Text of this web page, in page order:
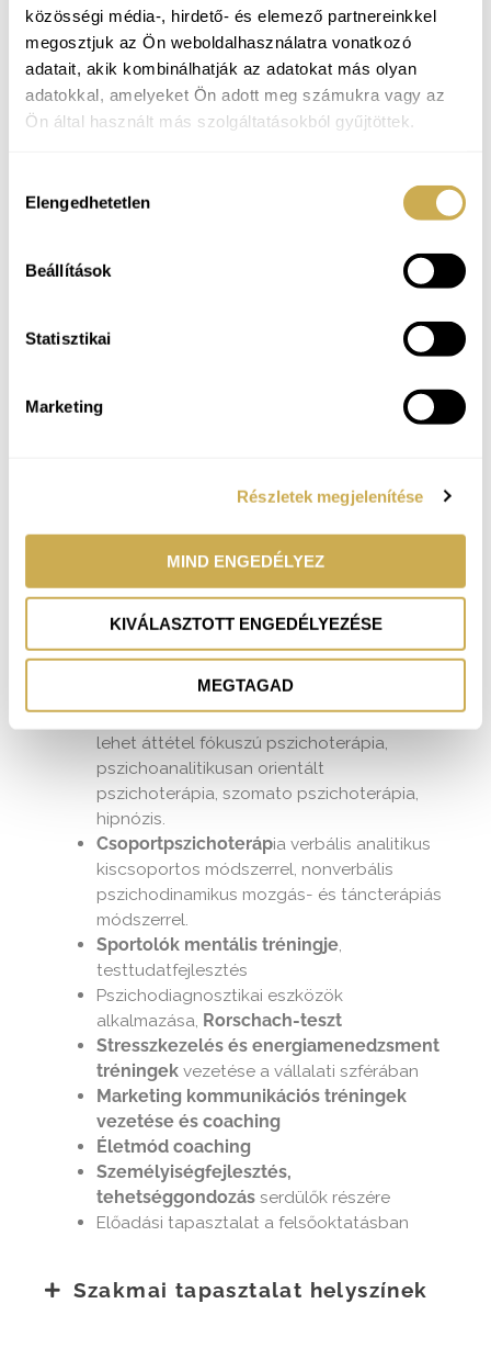
közösségi média-, hirdető- és elemező partnereinkkel
megosztjuk az Ön weboldalhasználatra vonatkozó
adatait, akik kombinálhatják az adatokat más olyan
adatokkal, amelyeket Ön adott meg számukra vagy az
Ön által használt más szolgáltatásokból gyűjtöttek.
kiválasztása
Elengedhetetlen
Beállítások
Statisztikai
Marketing
Részletek megjelenítése
MIND ENGEDÉLYEZ
KIVÁLASZTOTT ENGEDÉLYEZÉSE
MEGTAGAD
Psychotherapy Institut München
2014-Pszichoanalitikus
képzésfolyamatban, Magyar
Pszichoanalitikus Egyesület
2010-2014 Csoportanalitikus , CSAKIT
pszichoterapeuta
2010-2013
, Elméleti pszichoanalízis program
felnőtt szakpszichológus
Pszichodinamikus mozgás- és
táncterapeuta
Szakmai tapasztalatok:
tapasztalatpszichiátriai területen
Egyéni pszichoterápia a páciens
problémájához illeszkedő módszerrel, ami
lehet áttétel fókuszú pszichoterápia,
pszichoanalitikusan orientált
pszichoterápia, szomato pszichoterápia,
hipnózis.
Csoportpszichoterápia verbális analitikus
kiscsoportos módszerrel, nonverbális
pszichodinamikus mozgás- és táncterápiás
módszerrel.
Sportolók mentális tréningje,
testtudatfejlesztés
Pszichodiagnosztikai eszközök
alkalmazása, Rorschach-teszt
Stresszkezelés és energiamenedzsment
tréningekvezetése a vállalati szférában
Marketing kommunikációs tréningek
vezetése és coaching
Életmód coaching
Személyiségfejlesztés,
tehetséggondozásserdülők részére
Előadási tapasztalat a felsőoktatásban
Szakmai tapasztalat helyszínek